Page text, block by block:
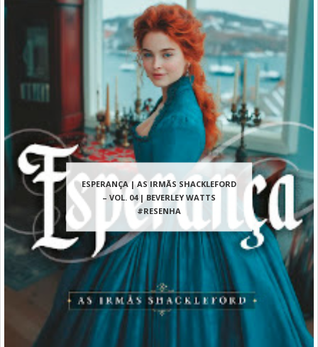
ESPERANÇA | AS IRMÃS SHACKLEFORD
– VOL. 04 | BEVERLEY WATTS
#RESENHA